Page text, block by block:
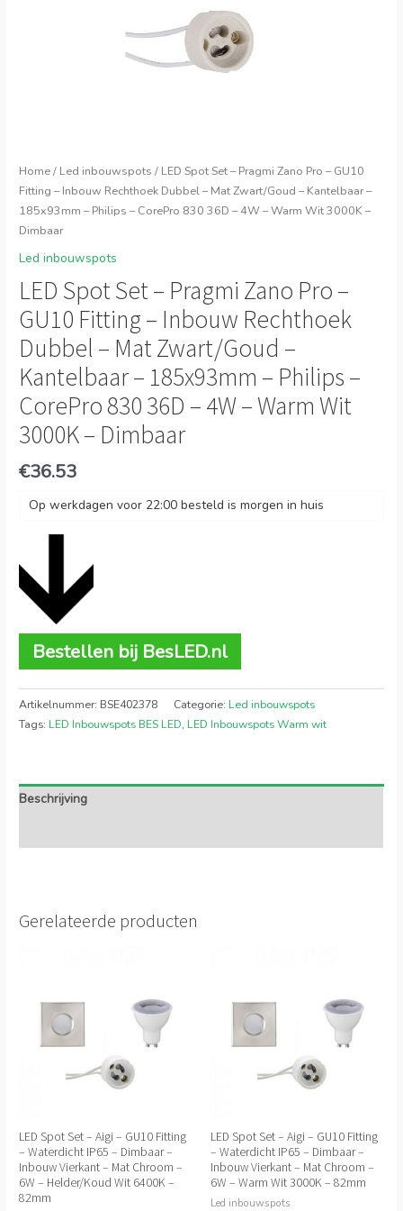
Home/ Led inbouwspots / LED Spot Set – Pragmi Zano Pro – GU10
Fitting – Inbouw Rechthoek Dubbel – Mat Zwart/Goud – Kantelbaar –
185x93mm – Philips – CorePro 830 36D – 4W – Warm Wit 3000K –
Dimbaar
Led inbouwspots
LED Spot Set – Pragmi Zano Pro –
GU10 Fitting – Inbouw Rechthoek
Dubbel – Mat Zwart/Goud –
Kantelbaar – 185x93mm – Philips –
CorePro 830 36D – 4W – Warm Wit
3000K – Dimbaar
€36.53
Op werkdagen voor 22:00 besteld is morgen in huis
Bestellen bij BesLED.nl
Artikelnummer: BSE402378 Categorie: Led inbouwspots
Tags: LED Inbouwspots BES LED, LED Inbouwspots Warm wit
Beschrijving
Gerelateerde producten
LED Spot Set – Aigi – GU10 Fitting
– Waterdicht IP65 – Dimbaar –
Inbouw Vierkant – Mat Chroom –
6W – Helder/Koud Wit 6400K –
82mm
LED Spot Set – Aigi – GU10 Fitting
– Waterdicht IP65 – Dimbaar –
Inbouw Vierkant – Mat Chroom –
6W – Warm Wit 3000K – 82mm
Led inbouwspots